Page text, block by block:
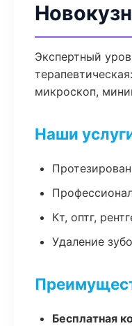
Экспертный
микроскоп,
Наши
Кт, оптг,
Удаление
Бесплатная